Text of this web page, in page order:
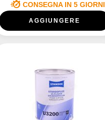
CONSEGNA IN 5 GIORNI
AGGIUNGERE